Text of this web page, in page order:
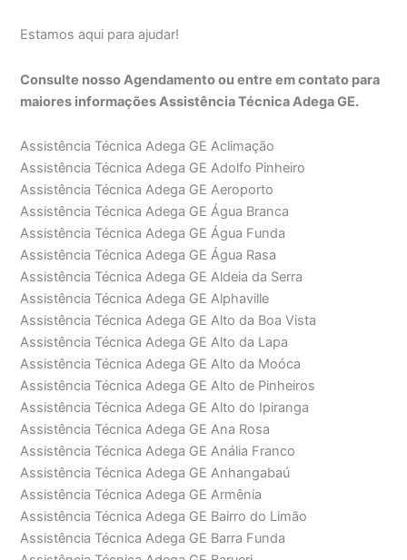
Estamos aqui para ajudar!
Consulte nosso Agendamento ou entre em contato para
maiores informações Assistência Técnica Adega GE.
Assistência Técnica Adega GE Aclimação
Assistência Técnica Adega GE Adolfo Pinheiro
Assistência Técnica Adega GE Aeroporto
Assistência Técnica Adega GE Água Branca
Assistência Técnica Adega GE Água Funda
Assistência Técnica Adega GE Água Rasa
Assistência Técnica Adega GE Aldeia da Serra
Assistência Técnica Adega GE Alphaville
Assistência Técnica Adega GE Alto da Boa Vista
Assistência Técnica Adega GE Alto da Lapa
Assistência Técnica Adega GE Alto da Moóca
Assistência Técnica Adega GE Alto de Pinheiros
Assistência Técnica Adega GE Alto do Ipiranga
Assistência Técnica Adega GE Ana Rosa
Assistência Técnica Adega GE Anália Franco
Assistência Técnica Adega GE Anhangabaú
Assistência Técnica Adega GE Armênia
Assistência Técnica Adega GE Bairro do Limão
Assistência Técnica Adega GE Barra Funda